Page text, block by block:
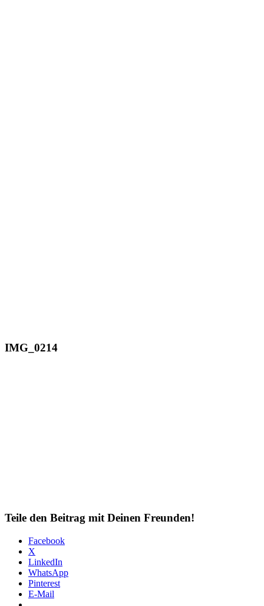
IMG_0214
Teile den Beitrag mit Deinen Freunden!
Facebook
X
LinkedIn
WhatsApp
Pinterest
E-Mail